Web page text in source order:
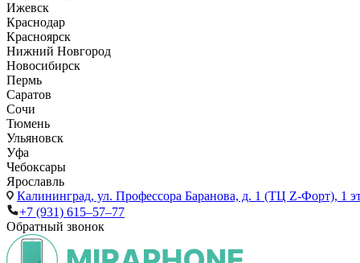
Ижевск
Краснодар
Красноярск
Нижний Новгород
Новосибирск
Пермь
Саратов
Сочи
Тюмень
Ульяновск
Уфа
Чебоксары
Ярославль
Калининград, ул. Профессора Баранова, д. 1 (ТЦ Z-Форт), 1
+7 (931) 615‒57‒77
Обратный звонок